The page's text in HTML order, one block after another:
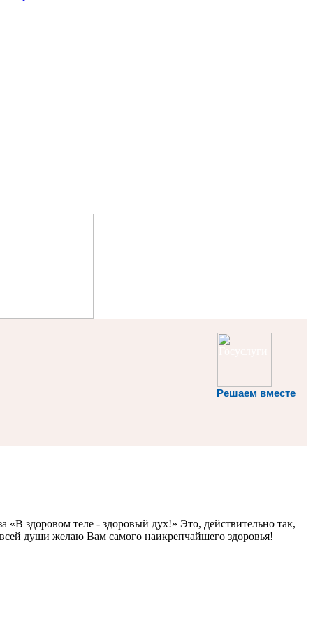
Решаем вместе
«В здоровом теле - здоровый дух!» Это, действительно так,
души желаю Вам самого наикрепчайшего здоровья!